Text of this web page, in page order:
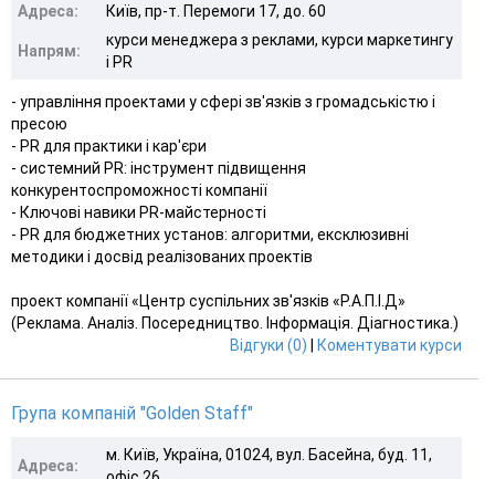
Адреса: Київ, пр-т. Перемоги 17, до. 60
Напрям:
курси менеджера з реклами, курси маркетингу
і PR
- управління проектами у сфері зв'язків з громадськістю і
пресою
- PR для практики і кар'єри
- системний PR: інструмент підвищення
конкурентоспроможності компанії
- Ключові навики PR-майстерності
- PR для бюджетних установ: алгоритми, ексклюзивні
методики і досвід реалізованих проектів
проект компанії «Центр суспільних зв'язків «Р.А.П.І.Д»
(Реклама. Аналіз. Посередництво. Інформація. Діагностика.)
Відгуки (0)
Коментувати курси
Група компаній "Golden Staff"
Адреса:
м. Київ, Україна, 01024, вул. Басейна, буд. 11,